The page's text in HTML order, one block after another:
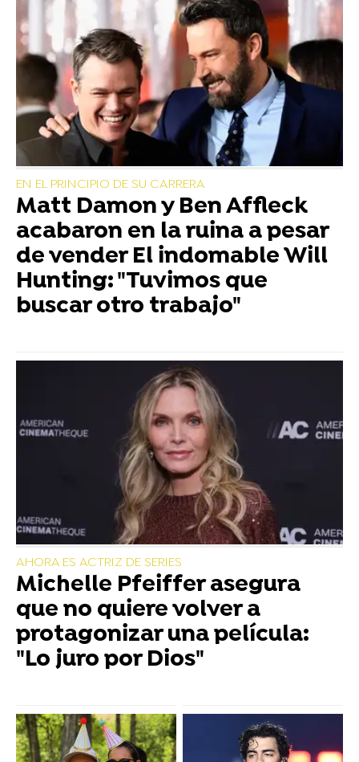
EN EL PRINCIPIO DE SU CARRERA
Matt Damon y Ben Affleck
acabaron en la ruina a pesar
de vender El indomable Will
Hunting: "Tuvimos que
buscar otro trabajo"
AHORA ES ACTRIZ DE SERIES
Michelle Pfeiffer asegura
que no quiere volver a
protagonizar una película:
"Lo juro por Dios"